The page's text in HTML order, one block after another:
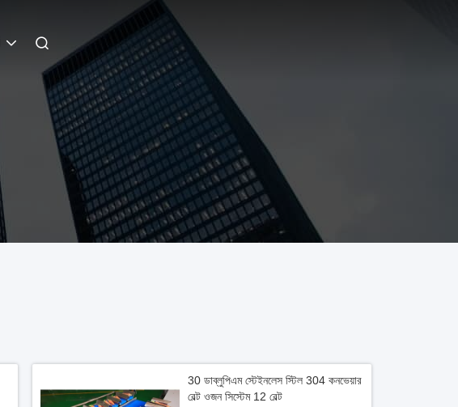
30 ডাব্লুপিএম স্টেইনলেস স্টিল 304 কনভেয়ার
বেল্ট ওজন সিস্টেম 12 বেল্ট